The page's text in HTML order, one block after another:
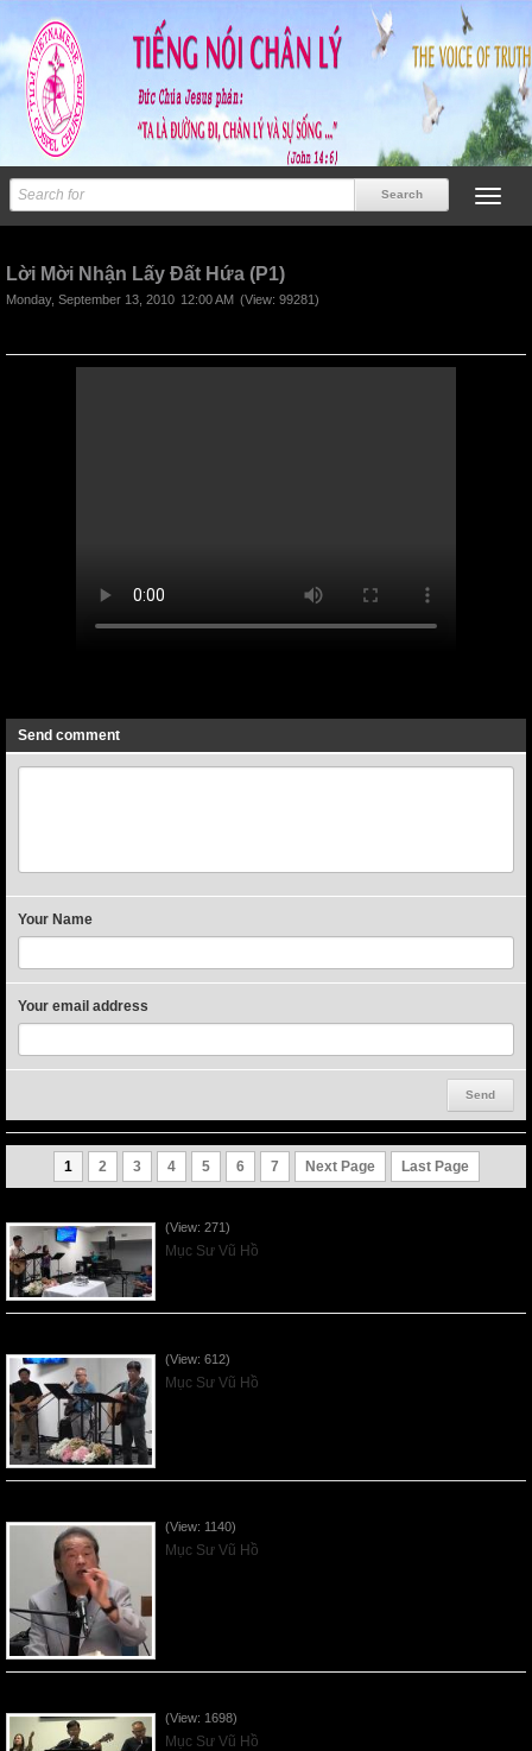
Lời Mời Nhận Lấy Đất Hứa (P1)
Monday, September 13, 2010 12:00 AM (View: 99281)
Send comment
Your Name
Your email address
1 2 3 4 5 6 7 Next Page Last Page
(View: 271)
Mục Sư Vũ Hồ
(View: 612)
Mục Sư Vũ Hồ
(View: 1140)
Mục Sư Vũ Hồ
(View: 1698)
Mục Sư Vũ Hồ